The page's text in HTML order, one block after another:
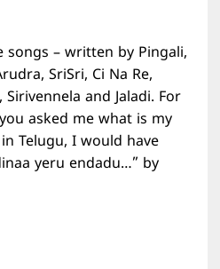
– written by Pingali,
SriSri, Ci Na Re,
and Jaladi. For
asked me what is my
Telugu, I would have
yeru endadu…” by